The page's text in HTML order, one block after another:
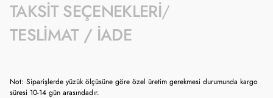
TAKSIT SEÇENEKLERI
TESLIMAT / İADE
Not: Siparişlerde yüzük ölçüsüne göre özel üretim gerekmesi durumunda kargo
süresi 10-14 gün arasındadır.